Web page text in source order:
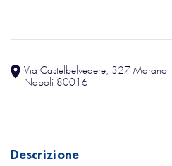
Via Castelbelvedere, 327 Marano
Napoli 80016
Descrizione